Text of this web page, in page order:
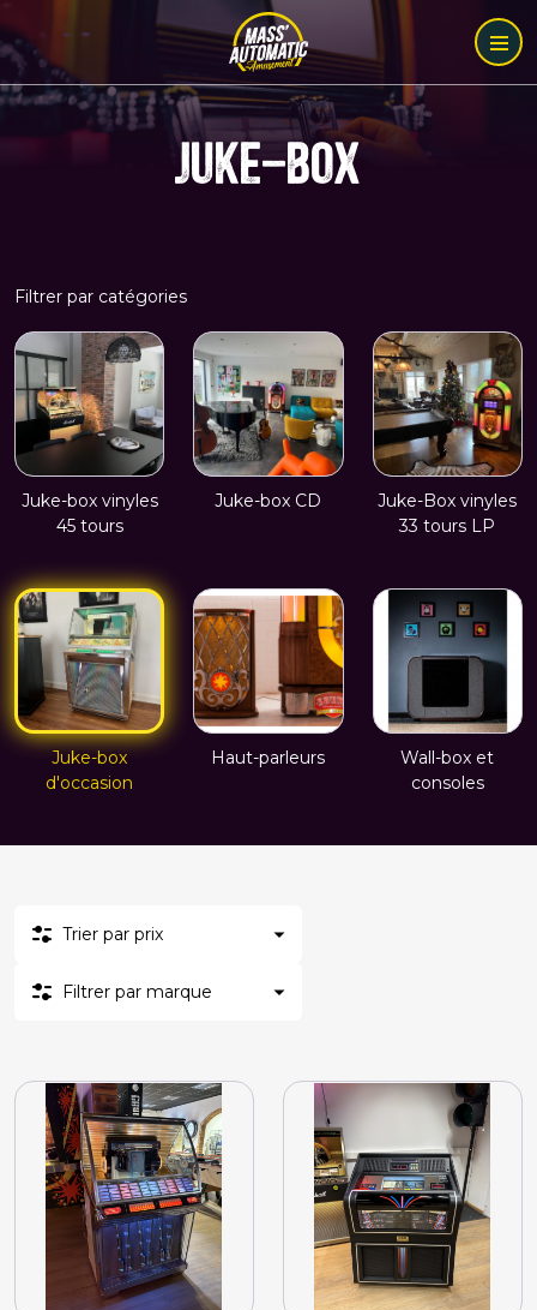
JUKE-BOX
Filtrer par catégories
Juke-box vinyles
45 tours
Juke-box CD
Juke-Box vinyles
33 tours LP
Juke-box
d'occasion
Haut-parleurs
Wall-box et
consoles
Trier par prix
Filtrer par marque